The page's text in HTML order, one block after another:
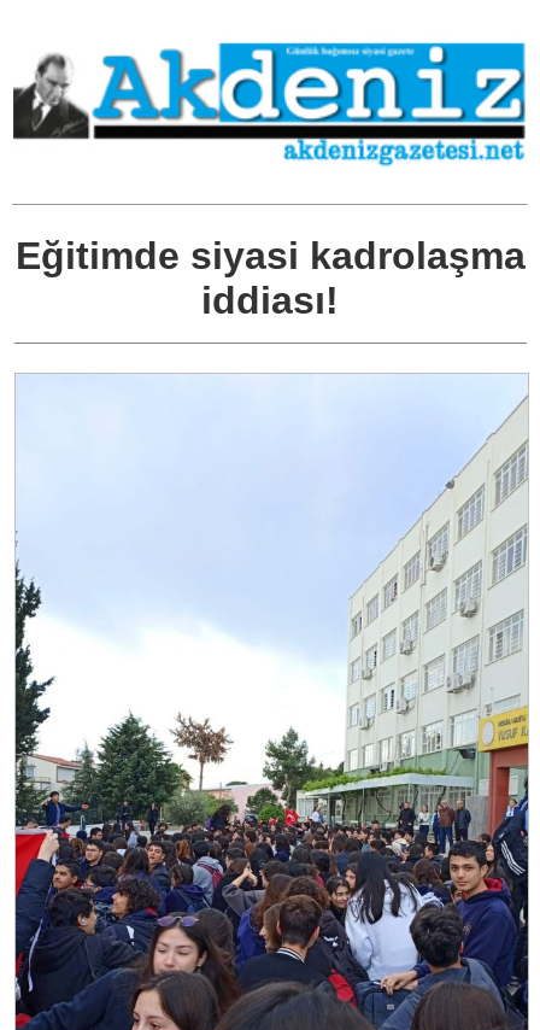
Eğitimde siyasi kadrolaşma
iddiası!